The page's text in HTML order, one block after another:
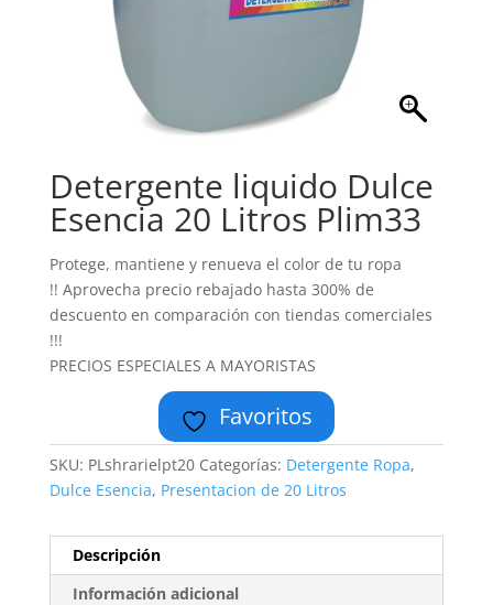
Detergente liquido Dulce
Esencia 20 Litros Plim33
Protege, mantiene y renueva el color de tu ropa
!! Aprovecha precio rebajado hasta 300% de
descuento en comparación con tiendas comerciales
!!!
PRECIOS ESPECIALES A MAYORISTAS
Favoritos
SKU: PLshrarielpt20 Categorías: Detergente Ropa,
Dulce Esencia, Presentacion de 20 Litros
Descripción
Información adicional